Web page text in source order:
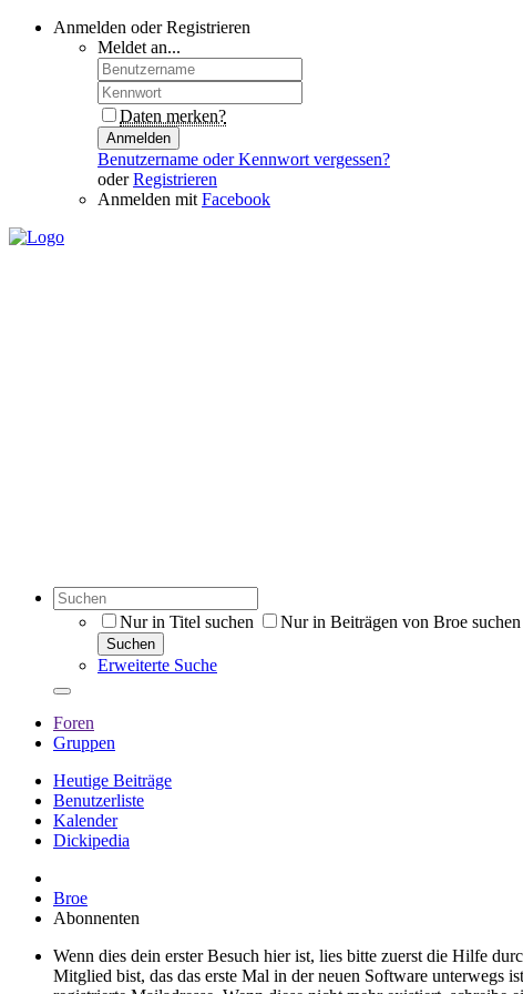
Anmelden oder Registrieren
Meldet an...
Daten merken?
Anmelden
Benutzername oder Kennwort vergessen?
oderRegistrieren
Anmelden mit Facebook
Nur in Titel suchen Nur in Beiträgen von Broe suchen
Suchen
Erweiterte Suche
Foren
Gruppen
Heutige Beiträge
Benutzerliste
Kalender
Dickipedia
Broe
Abonnenten
Wenn dies dein erster Besuch hier ist, lies bitte zuerst die Hilfe
Mitglied bist, das das erste Mal in der neuen Software unterwegs